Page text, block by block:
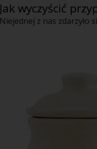
Jak wyczyścić